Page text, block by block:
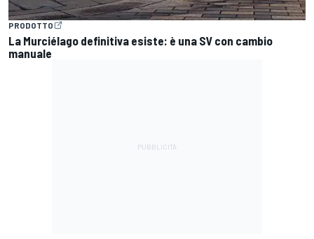
PRODOTTO
La Murciélago definitiva esiste: è una SV con cambio
manuale